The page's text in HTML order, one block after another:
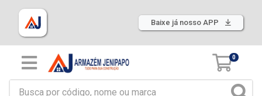
Baixe já nosso APP
0